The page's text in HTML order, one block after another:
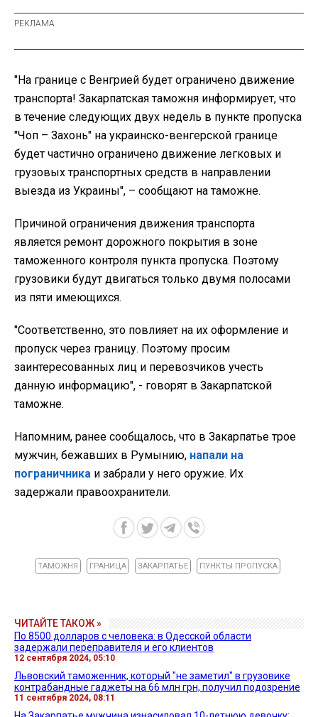
"На границе с Венгрией будет ограничено движение
транспорта! Закарпатская таможня информирует, что
в течение следующих двух недель в пункте пропуска
"Чоп – Захонь" на украинско-венгерской границе
будет частично ограничено движение легковых и
грузовых транспортных средств в направлении
выезда из Украины", – сообщают на таможне.
Причиной ограничения движения транспорта
является ремонт дорожного покрытия в зоне
таможенного контроля пункта пропуска. Поэтому
грузовики будут двигаться только двумя полосами
из пяти имеющихся.
"Соответственно, это повлияет на их оформление и
пропуск через границу. Поэтому просим
заинтересованных лиц и перевозчиков учесть
данную информацию", - говорят в Закарпатской
таможне.
Напомним, ранее сообщалось, что в Закарпатье трое
мужчин, бежавших в Румынию, напали на
пограничника и забрали у него оружие. Их
задержали правоохранители.
ТАМОЖНЯ ГРАНИЦА ЗАКАРПАТЬЕ ПУНКТЫ ПРОПУСКА
ЧИТАЙТЕ ТАКОЖ »
По 8500 долларов с человека: в Одесской области
задержали переправителя и его клиентов
12 сентября 2024, 05:10
Львовский таможенник, который "не заметил" в грузовике
контрабандные гаджеты на 66 млн грн, получил подозрение
11 сентября 2024, 08:11